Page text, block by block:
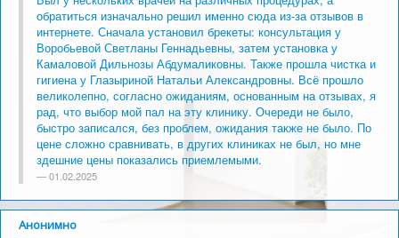
обратиться изначально решил именно сюда из-за отзывов в
интернете. Сначала установил брекеты: консультация у
Воробьевой Светланы Геннадьевны, затем установка у
Камаловой Дильнозы Абдумаликовны. Также прошла чистка и
гигиена у Глазыриной Натальи Александровны. Всё прошло
великолепно, согласно ожиданиям, основанным на отзывах, я
рад, что выбор мой пал на эту клинику. Очереди не было,
быстро записался, без проблем, ожидания также не было. По
цене сложно сравнивать, в других клиниках не был, но мне
здешние цены показались приемлемыми.
01.02.2025
Анонимно